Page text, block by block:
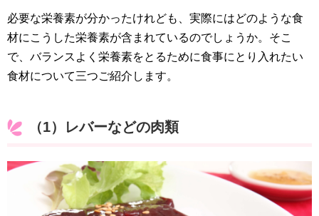
必要な栄養素が分かったけれども、実際にはどのような食
材にこうした栄養素が含まれているのでしょうか。そこ
で、バランスよく栄養素をとるために食事にとり入れたい
食材について三つご紹介します。
（1）レバーなどの肉類